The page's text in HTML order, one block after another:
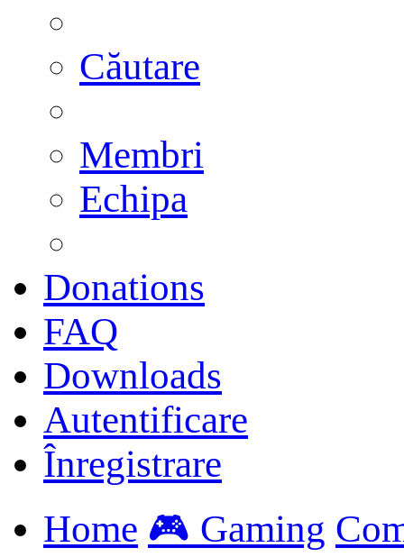
Căutare
Membri
Echipa
Donations
FAQ
Downloads
Autentificare
Înregistrare
Home 🎮 Gaming